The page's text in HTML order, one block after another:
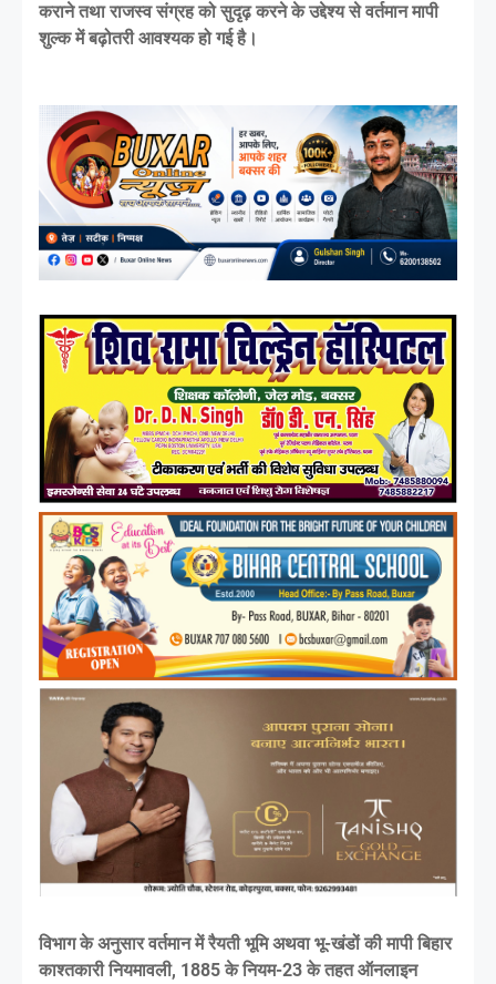
कराने तथा राजस्व संग्रह को सुदृढ़ करने के उद्देश्य से वर्तमान मापी
शुल्क में बढ़ोतरी आवश्यक हो गई है।
विभाग के अनुसार वर्तमान में रैयती भूमि अथवा भू-खंडों की मापी बिहार
काश्तकारी नियमावली, 1885 के नियम-23 के तहत ऑनलाइन